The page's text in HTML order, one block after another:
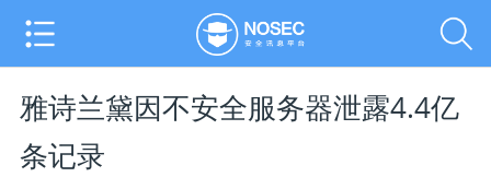
雅诗兰黛因不安全服务器泄露4.4亿
条记录